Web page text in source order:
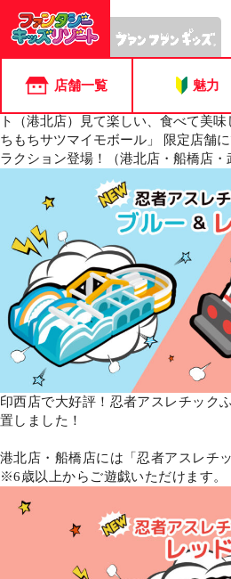
店舗一覧 魅力
ピックアップ店舗:
メルちゃんが港北店にあそびにくる
がとう」父の日プレゼント工作♪冬の
スタ2024★開催！【好評につき延長
ト（港北店）見て楽しい、食べて美
ちもちサツマイモボール」 限定店舗
ラクション登場！（港北店・船橋店・
印西店で大好評！忍者アスレチック
置しました！
港北店・船橋店には「忍者アスレチ
※6歳以上からご遊戯いただけます。